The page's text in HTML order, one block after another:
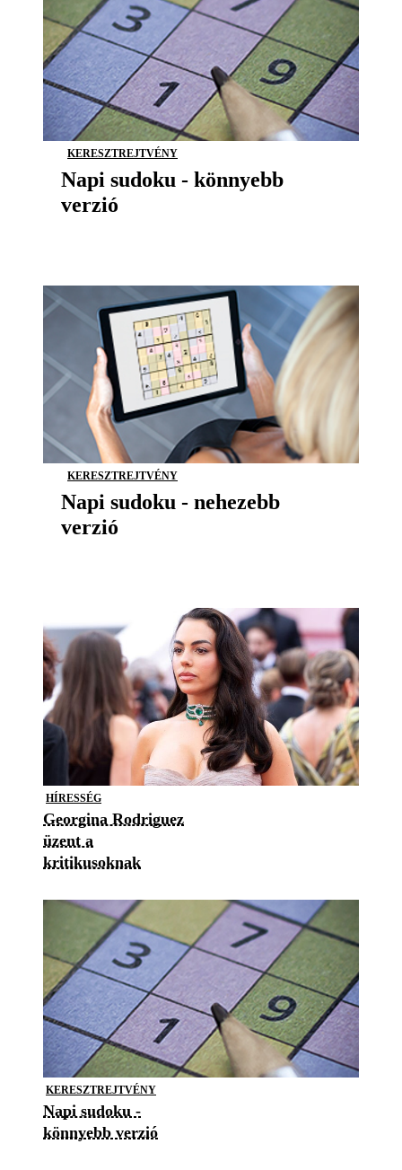
KERESZTREJTVÉNY
Napi sudoku - könnyebb
verzió
KERESZTREJTVÉNY
Napi sudoku - nehezebb
verzió
HÍRESSÉG
Georgina Rodriguez
üzent a
kritikusoknak
KERESZTREJTVÉNY
Napi sudoku -
könnyebb verzió